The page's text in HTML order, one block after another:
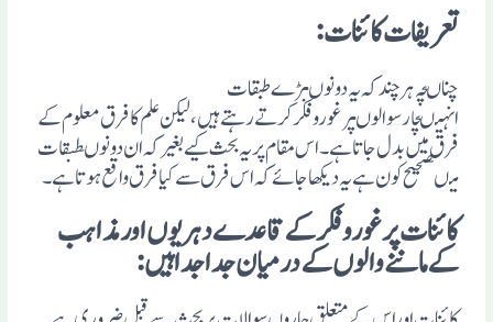
تعریفات کائنات:
چناںچہ ہرچندکہ یہ دونوںبڑے طبقات
انہیںچارسوالوںپرغوروفکرکرتے رہتے ہیں،لیکن علم کافرق معلوم کے
فرق میں بدل جاتاہے ۔اس مقام پریہ بحث کیے بغیرکہ ان دونوںطبقات
میںصحیح کون ہے یہ دیکھاجائے کہ اس فرق سے کیافرق واقع ہوتاہے ۔
کائنات پر غورو فکر کے قاعدے دہریوں اور مذاہب
کے ماننے والوں کے درمیان جدا جدا ہیں :